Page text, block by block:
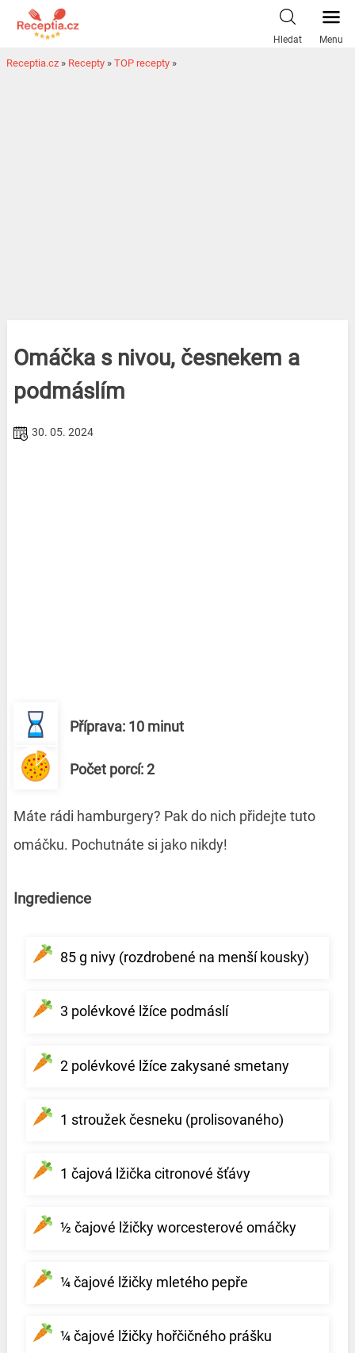
Hledat Menu
Receptia.cz » Recepty » TOP recepty »
Omáčka s nivou, česnekem a
podmáslím
30. 05. 2024
Příprava: 10 minut
Počet porcí: 2
Máte rádi hamburgery? Pak do nich přidejte tuto
omáčku. Pochutnáte si jako nikdy!
Ingredience
85 g nivy (rozdrobené na menší kousky)
3 polévkové lžíce podmáslí
2 polévkové lžíce zakysané smetany
1 stroužek česneku (prolisovaného)
1 čajová lžička citronové šťávy
½ čajové lžičky worcesterové omáčky
¼ čajové lžičky mletého pepře
¼ čajové lžičky hořčičného prášku